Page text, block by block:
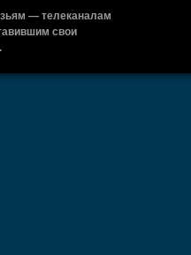
— телеканалам
свои